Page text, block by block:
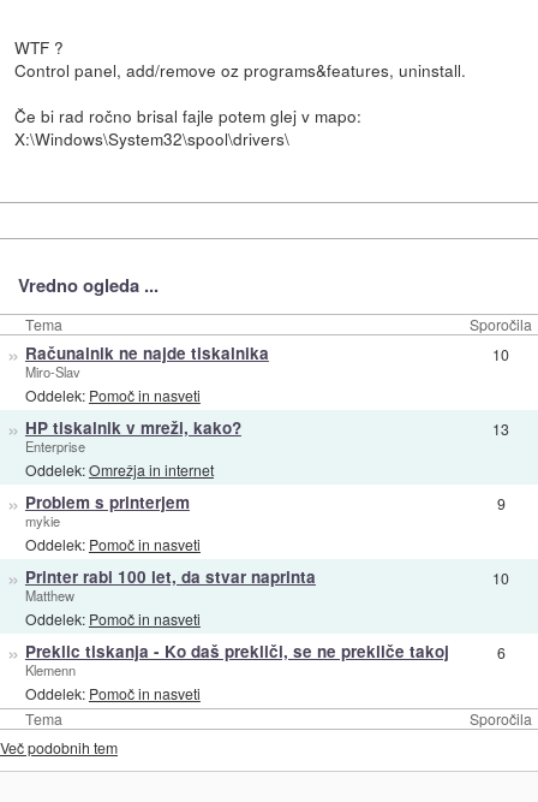
WTF ?
Control panel, add/remove oz programs&features, uninstall.
Če bi rad ročno brisal fajle potem glej v mapo:
X:\Windows\System32\spool\drivers\
Vredno ogleda ...
Tema Sporočila
Tema Sporočila
» Računalnik ne najde tiskalnika
Miro-Slav
Oddelek: Pomoč in nasveti
10
» HP tiskalnik v mreži, kako?
Enterprise
Oddelek:Omrežja in internet
13
» Problem s printerjem
mykie
Oddelek: Pomoč in nasveti
9
» Printer rabi 100 let, da stvar naprinta
Matthew
Oddelek: Pomoč in nasveti
10
» Preklic tiskanja - Ko daš prekliči, se ne prekliče takoj
Klemenn
Oddelek: Pomoč in nasveti
6
Več podobnih tem